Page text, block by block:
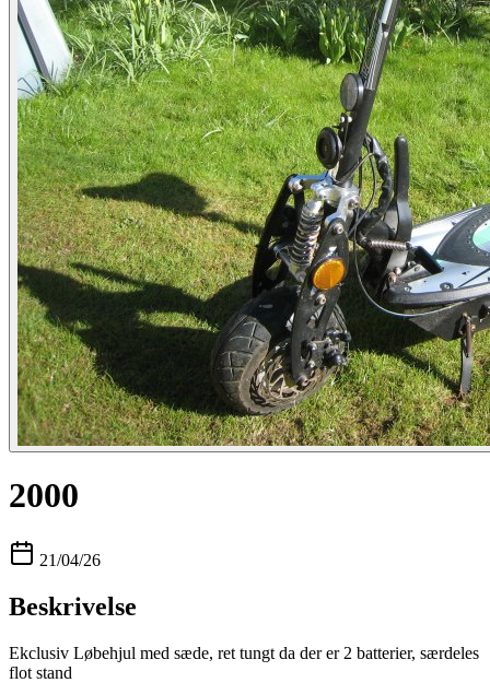
2000
21/04/26
Beskrivelse
Ekclusiv Løbehjul med sæde, ret tungt da der er 2 batterier, særdeles
flot stand